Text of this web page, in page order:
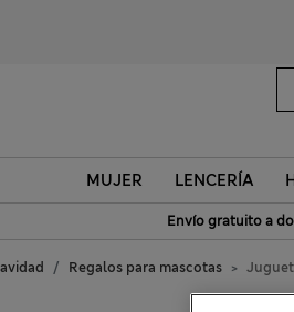
MUJER LENCERÍA
Envío gratuito a
Regalos para mascotas